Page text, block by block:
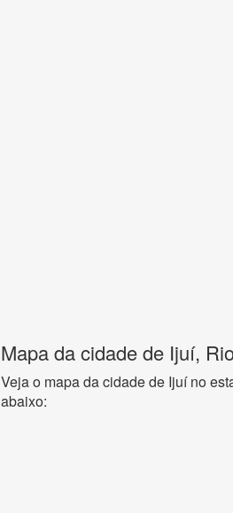
Mapa da cidade de Ijuí,
Veja o mapa da cidade de Ijuí no
abaixo: